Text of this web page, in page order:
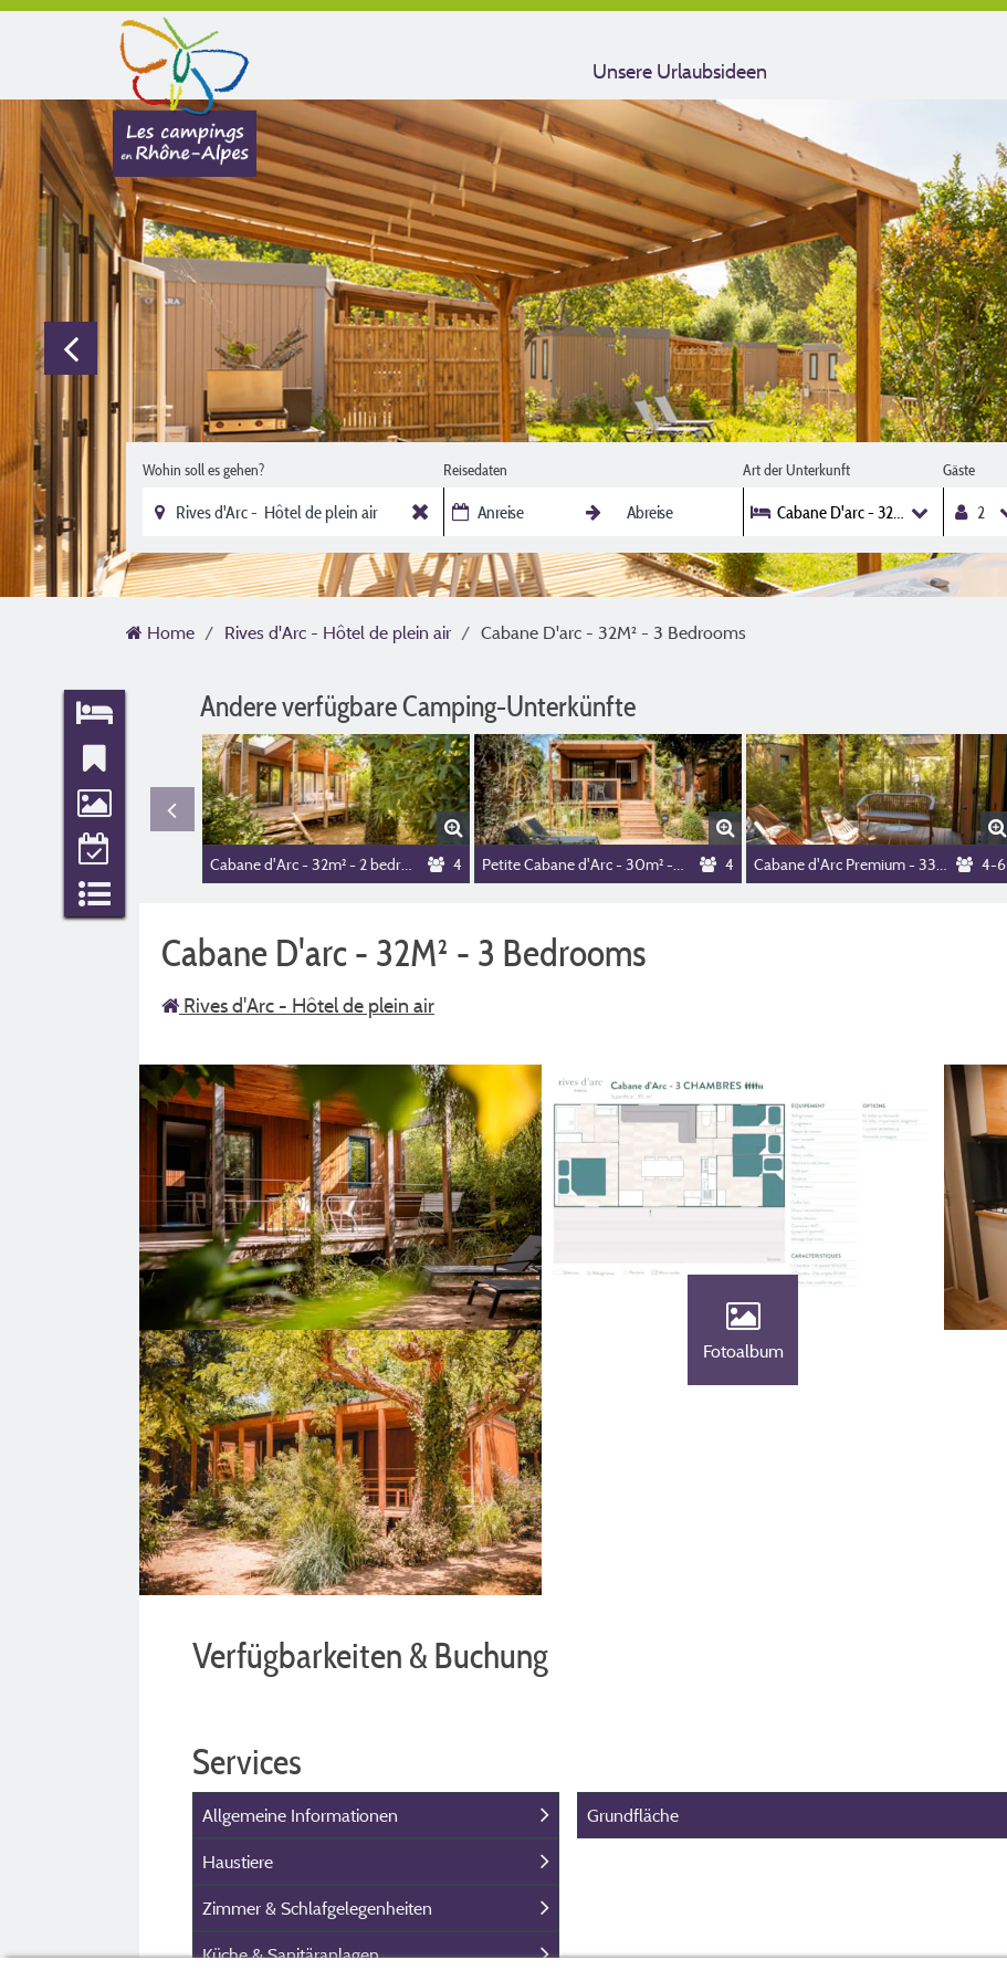
Unsere Urlaubsideen
Wohin soll es gehen? Reisedaten Art der Unterkunft
Cabane D'arc - 32M² - 3 Bedrooms
Gäste
Home Rives d'Arc - Hôtel de plein air Cabane D'arc - 32M² - 3 Bedrooms
Andere verfügbare Camping-Unterkünfte
Cabane d'Arc - 32m² - 2 bedrooms 4 Petite Cabane d'Arc - 30m² - 2 bedrooms 4 4-6
Cabane D'arc - 32M² - 3 Bedrooms
Rives d'Arc - Hôtel de plein air
Fotoalbum
Verfügbarkeiten & Buchung
Services
Allgemeine Informationen
Haustiere
Zimmer & Schlafgelegenheiten
Küche & Sanitäranlagen
Grundfläche